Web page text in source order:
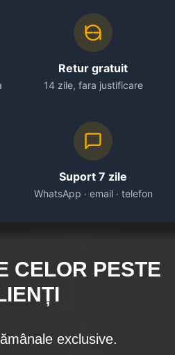
Retur gratuit
14 zile, fara justificare
Suport 7 zile
WhatsApp · email · telefon
CELOR PESTE
exclusive.